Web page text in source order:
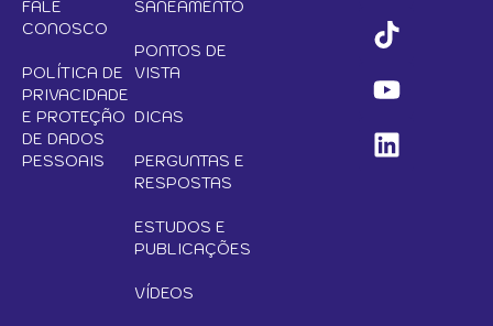
FALE
CONOSCO
POLÍTICA DE
PRIVACIDADE
E PROTEÇÃO
DE DADOS
PESSOAIS
SANEAMENTO
PONTOS DE
VISTA
DICAS
PERGUNTAS E
RESPOSTAS
ESTUDOS E
PUBLICAÇÕES
VÍDEOS